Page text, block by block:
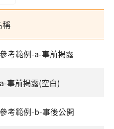
稱
考範例-a-事前揭露
事前揭露(空白)
考範例-b-事後公開